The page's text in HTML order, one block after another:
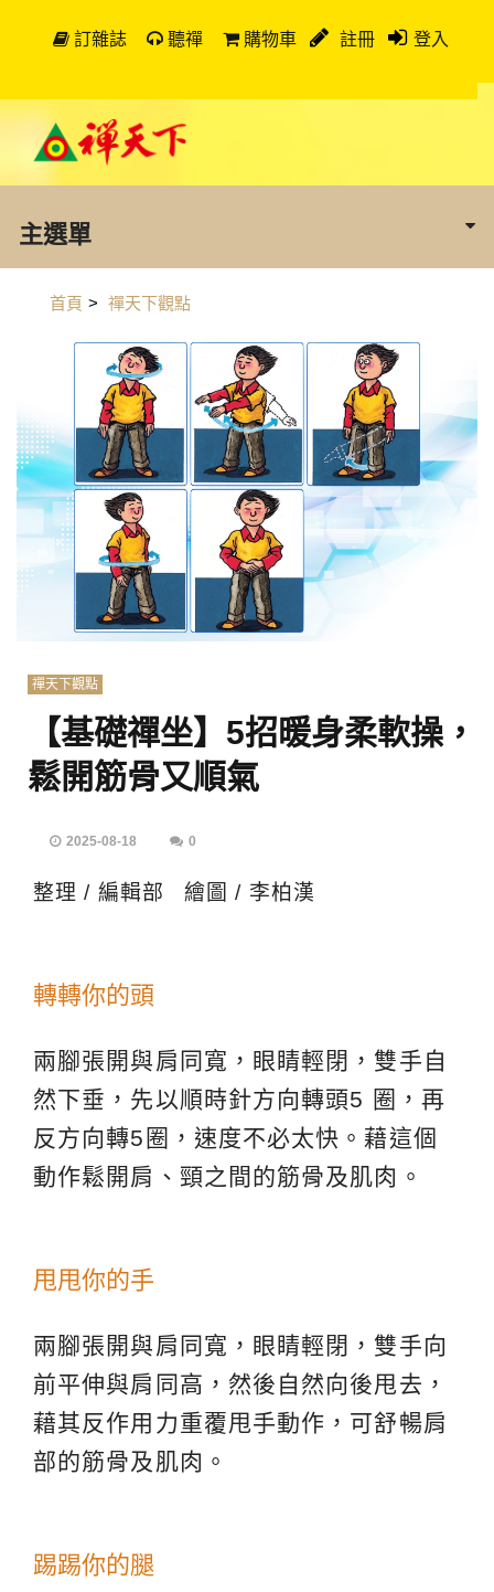
訂雜誌 聽禪 購物車 註冊 登入
主選單
首頁 > 禪天下觀點
禪天下觀點
【基礎禪坐】5招暖身柔軟操，
鬆開筋骨又順氣
2025-08-18 0
整理 / 編輯部 繪圖 / 李柏漢
轉轉你的頭
兩腳張開與肩同寬，眼睛輕閉，雙手自
然下垂，先以順時針方向轉頭5 圈，再
反方向轉5圈，速度不必太快。藉這個
動作鬆開肩、頸之間的筋骨及肌肉。
甩甩你的手
兩腳張開與肩同寬，眼睛輕閉，雙手向
前平伸與肩同高，然後自然向後甩去，
藉其反作用力重覆甩手動作，可舒暢肩
部的筋骨及肌肉。
踢踢你的腿